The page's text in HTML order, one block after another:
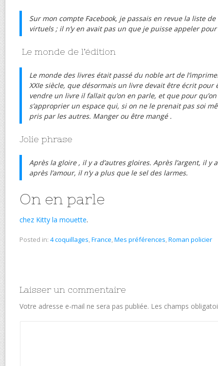
Sur mon compte Facebook, je passais en revue la liste de
virtuels ; il n’y en avait pas un que je puisse appeler
Le monde de l’édition
Le monde des livres était passé du noble art de
XXIe siècle, que désormais un livre devait être écrit pour
vendre un livre il fallait qu’on en parle, et que pour
s’approprier un espace qui, si on ne le prenait pas soi
pris par les autres. Manger ou être mangé .
Jolie phrase
Après la gloire , il y a d’autres gloires. Après l’argent, il y
après l’amour, il n’y a plus que le sel des larmes.
On en parle
chez Kitty la mouette.
Posted in: 4 coquillages,France,Mes préférences,Roman policier
Laisser un commentaire
Votre adresse e-mail ne sera pas publiée. Les champs